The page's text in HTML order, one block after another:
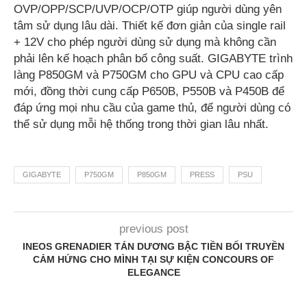
OVP/OPP/SCP/UVP/OCP/OTP giúp người dùng yên
tâm sử dụng lâu dài. Thiết kế đơn giản của single rail
+ 12V cho phép người dùng sử dụng mà không cần
phải lên kế hoạch phân bổ công suất. GIGABYTE trình
làng P850GM và P750GM cho GPU và CPU cao cấp
mới, đồng thời cung cấp P650B, P550B và P450B để
đáp ứng mọi nhu cầu của game thủ, để người dùng có
thể sử dụng mỗi hệ thống trong thời gian lâu nhất.
GIGABYTE P750GM P850GM PRESS PSU
previous post
INEOS GRENADIER TÁN DƯƠNG BẬC TIỀN BỐI TRUYỀN
CẢM HỨNG CHO MÌNH TẠI SỰ KIỆN CONCOURS OF
ELEGANCE